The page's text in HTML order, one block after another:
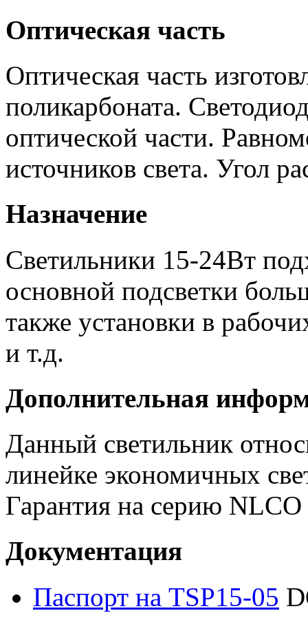
Оптическая часть
Оптическая часть
поликарбоната.
оптической части.
источников света. Угол
Назначение
Cветильники 15-24Вт
основной подсветки
также установки в
и т.д.
Дополнительная
Данный светильник
линейке экономичных
Гарантия на серию
Документация
Паспорт на TSP15-05